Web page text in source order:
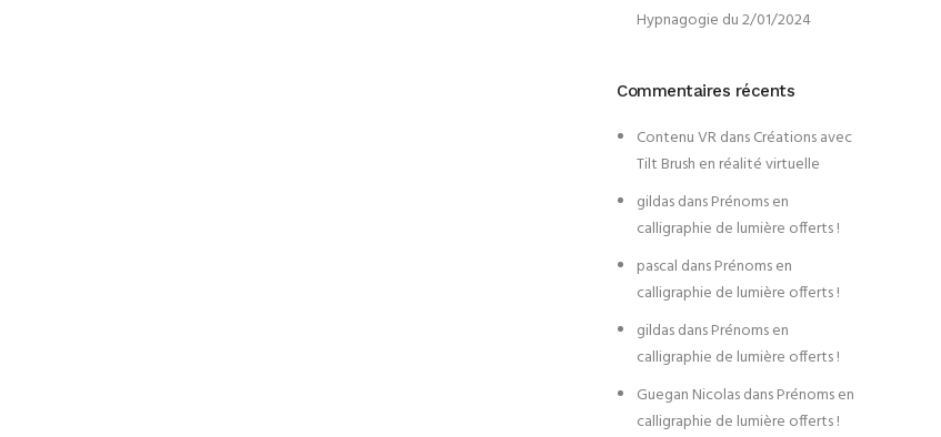
Hypnagogie du 2/01/2024
Commentaires récents
Contenu VRdansCréations avec
Tilt Brush en réalité virtuelle
gildasdansPrénoms en
calligraphie de lumière offerts !
pascal dansPrénoms en
calligraphie de lumière offerts !
gildasdansPrénoms en
calligraphie de lumière offerts !
Guegan NicolasdansPrénoms en
calligraphie de lumière offerts !